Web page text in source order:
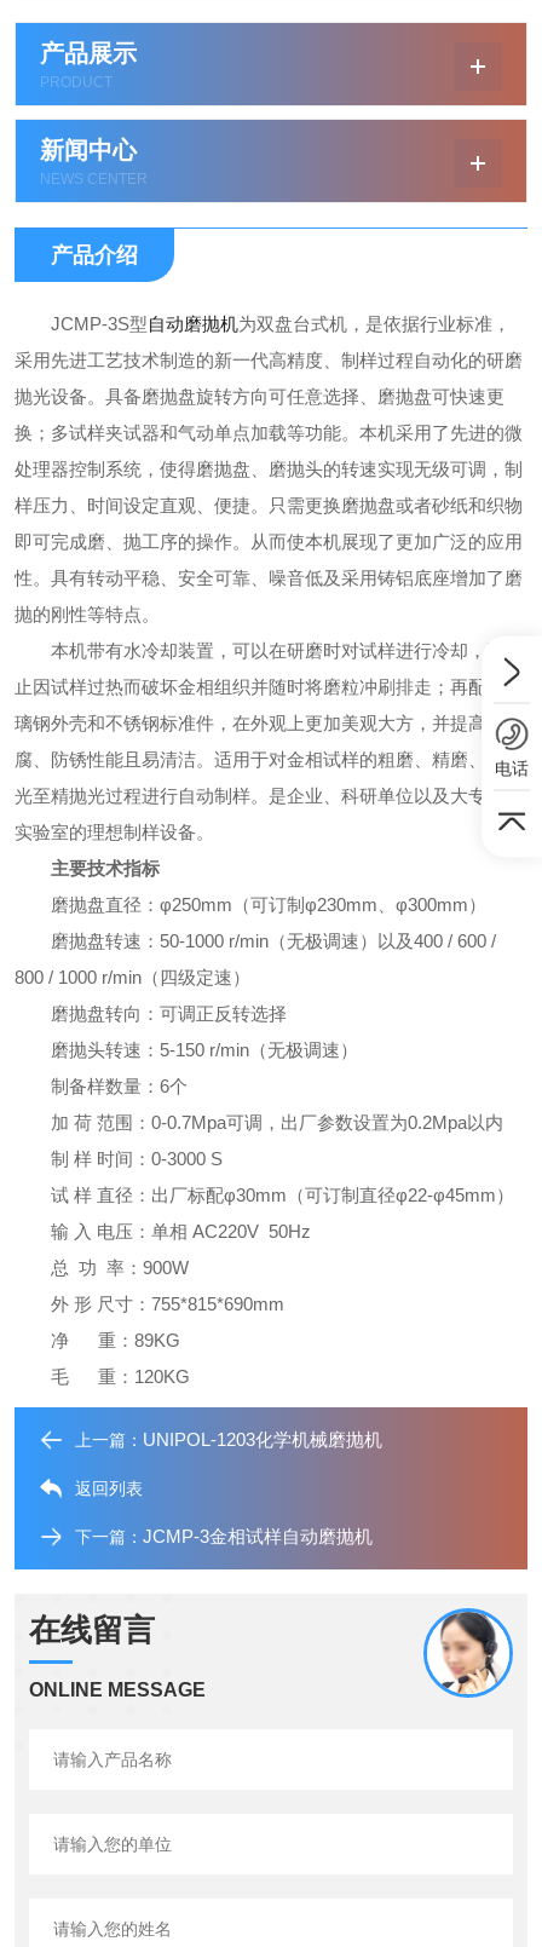
产品展示
PRODUCT
新闻中心
NEWS CENTER
产品介绍
JCMP-3S型自动磨抛机为双盘台式机，是依据行业标准，
采用先进工艺技术制造的新一代高精度、制样过程自动化的研磨
抛光设备。 具备磨抛盘旋转方向可任意选择、磨抛盘可快速更
换；多试样夹试器和气动单点加载等功能。本机采用了先进的微
处理器控制系统，使得磨抛盘、磨抛头的转速实现无级可调，制
样压力、时间设定直观、便捷。只需更换磨抛盘或者砂纸和织物
即可完成磨、抛工序的操作。从而使本机展现了更加广泛的应用
性。具有转动平稳、安全可靠、噪音低及采用铸铝底座增加了磨
抛的刚性等特点。
本机带有水冷却装置，可以在研磨时对试样进行冷却，以防
止因试样过热而破坏金相组织并随时将磨粒冲刷排走；再配以玻
璃钢外壳和不锈钢标准件，在外观上更加美观大方，并提高了防
腐、防锈性能且易清洁。适用于对金相试样的粗磨、精磨、粗抛
光至精抛光过程进行自动制样。是企业、科研单位以及大专院校
实验室的理想制样设备。
主要技术指标
磨抛盘直径：φ250mm（可订制φ230mm、φ300mm）
磨抛盘转速：50-1000 r/min（无极调速）以及400 / 600 /
800 / 1000 r/min（四级定速）
磨抛盘转向：可调正反转选择
磨抛头转速：5-150 r/min（无极调速）
制备样数量：6个
加 荷 范围：0-0.7Mpa可调，出厂参数设置为0.2Mpa以内
制 样 时间：0-3000 S
试 样 直径：出厂标配φ30mm（可订制直径φ22-φ45mm）
输 入 电压：单相 AC220V 50Hz
总 功 率：900W
外 形 尺寸：755*815*690mm
净 重：89KG
毛 重：120KG
上一篇： UNIPOL-1203化学机械磨抛机
返回列表
下一篇： JCMP-3金相试样自动磨抛机
在线留言
ONLINE MESSAGE
电话